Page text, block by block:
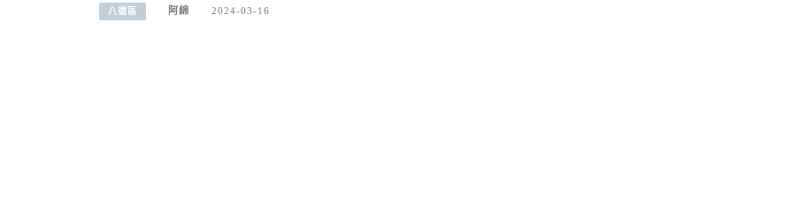
八德區 阿綿 2024-03-16